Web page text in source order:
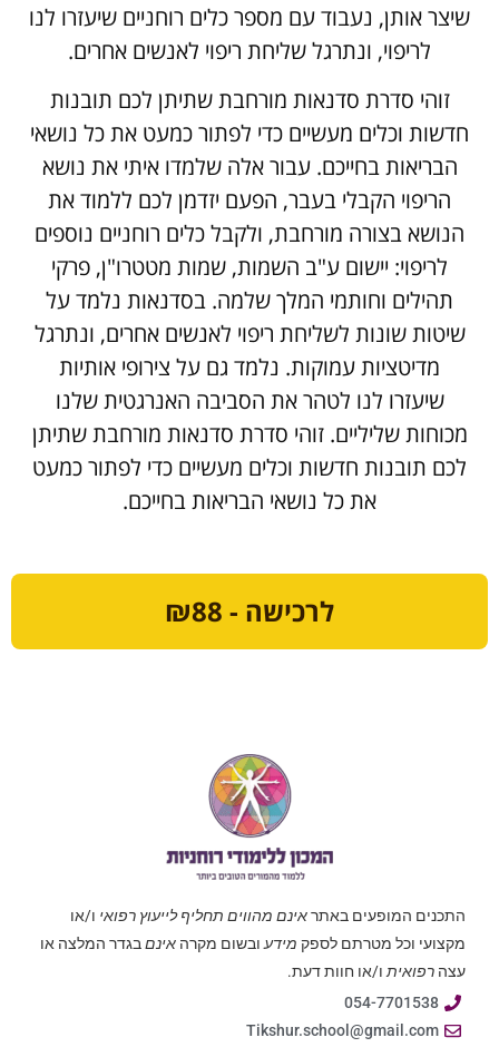
שיצר אותן, נעבוד עם מספר כלים רוחניים שיעזרו לנו
לריפוי, ונתרגל שליחת ריפוי לאנשים אחרים.
זוהי סדרת סדנאות מורחבת שתיתן לכם תובנות
חדשות וכלים מעשיים כדי לפתור כמעט את כל נושאי
הבריאות בחייכם. עבור אלה שלמדו איתי את נושא
הריפוי הקבלי בעבר, הפעם יזדמן לכם ללמוד את
הנושא בצורה מורחבת, ולקבל כלים רוחניים נוספים
לריפוי: יישום ע"ב השמות, שמות מטטרו"ן, פרקי
תהילים וחותמי המלך שלמה. בסדנאות נלמד על
שיטות שונות לשליחת ריפוי לאנשים אחרים, ונתרגל
מדיטציות עמוקות. נלמד גם על צירופי אותיות
שיעזרו לנו לטהר את הסביבה האנרגטית שלנו
מכוחות שליליים. זוהי סדרת סדנאות מורחבת שתיתן
לכם תובנות חדשות וכלים מעשיים כדי לפתור כמעט
את כל נושאי הבריאות בחייכם.
לרכישה - ₪88
התכנים המופעים באתראינם מהווים תחליף לייעוץ רפואי ו/או
מקצועי וכל מטרתם לספק מידע ובשום מקרה אינםבגדר המלצה או
עצה רפואית ו/או חוות דעת.
054-7701538
Tikshur.school@gmail.com